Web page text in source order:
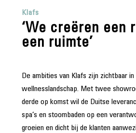
Klafs
‘We creëren een
een ruimte’
De ambities van Klafs zijn zichtbaar
wellnesslandschap. Met twee
derde op komst wil de Duitse
spa’s en stoombaden op een
groeien en dicht bij de klanten